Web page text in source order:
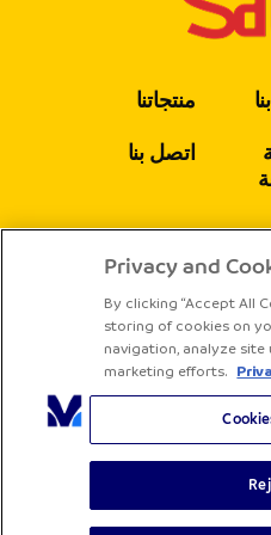
منتجاتنا
اتصل بنا
لشركة ساديا
سياسة الخصوصية
Privacy and
By clicking “Accept All
storing of cookies on
navigation, analyze site
marketing efforts.